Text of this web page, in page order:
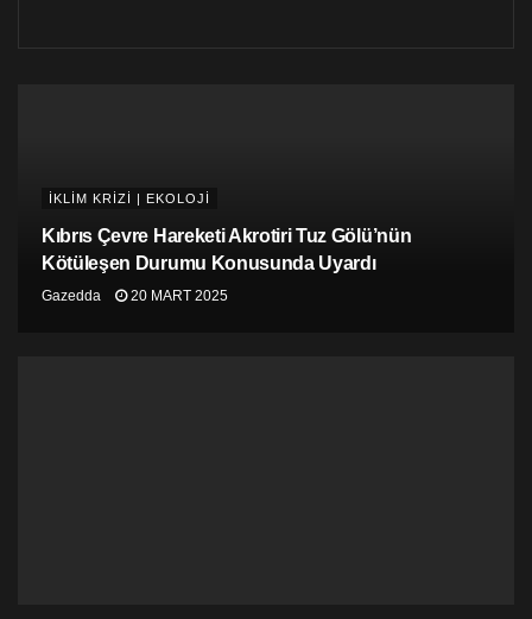
İKLİM KRİZİ | EKOLOJİ
Kıbrıs Çevre Hareketi Akrotiri Tuz Gölü’nün
Kötüleşen Durumu Konusunda Uyardı
Gazedda 20 MART 2025